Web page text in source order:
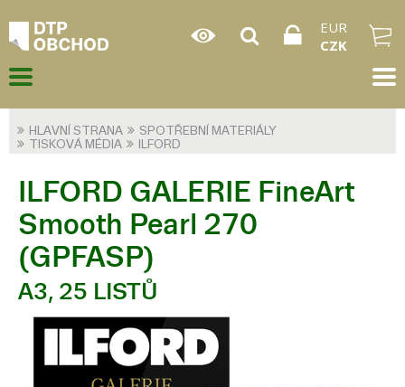
EUR
CZK
HLAVNÍ STRANA
SPOTŘEBNÍ MATERIÁLY
TISKOVÁ MÉDIA
ILFORD
ILFORD GALERIE FineArt
Smooth Pearl 270
(GPFASP)
A3, 25 LISTŮ